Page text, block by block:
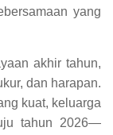
yang
akhir tahun,
dan harapan.
kuat, keluarga
tahun 2026—